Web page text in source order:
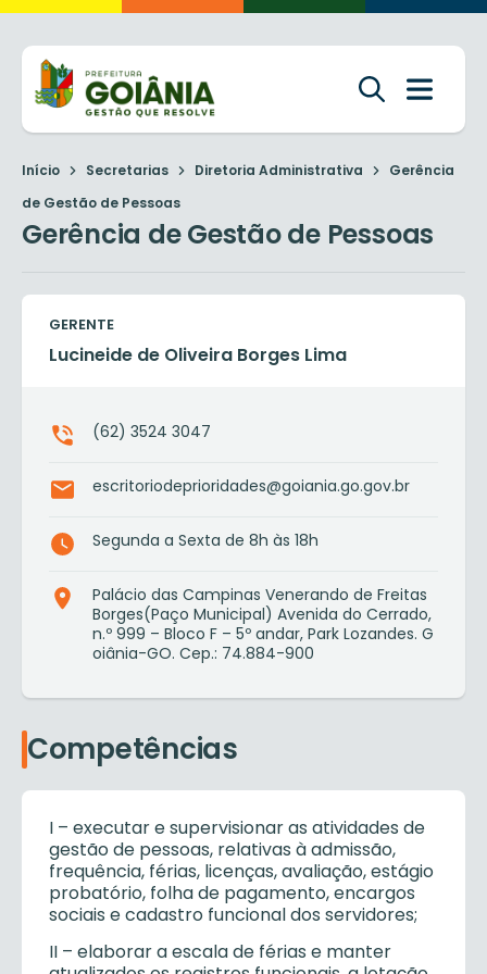
Início Secretarias Diretoria Administrativa
Gerência
de Gestão de Pessoas
Gerência de Gestão de Pessoas
GERENTE
Lucineide de Oliveira Borges Lima
(62) 3524 3047
escritoriodeprioridades@goiania.go.gov.br
Segunda a Sexta de 8h às 18h
Palácio das Campinas Venerando de Freitas
Borges(Paço Municipal) Avenida do Cerrado,
n.º 999 – Bloco F – 5º andar, Park Lozandes. G
oiânia-GO. Cep.: 74.884-900
Competências
I – executar e supervisionar as atividades de
gestão de pessoas, relativas à admissão,
frequência, férias, licenças, avaliação, estágio
probatório, folha de pagamento, encargos
sociais e cadastro funcional dos servidores;
II – elaborar a escala de férias e manter